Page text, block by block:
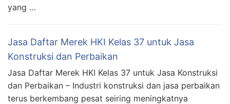
yang …
Jasa Daftar Merek HKI Kelas 37 untuk Jasa
Konstruksi dan Perbaikan
Jasa Daftar Merek HKI Kelas 37 untuk Jasa Konstruksi
dan Perbaikan – Industri konstruksi dan jasa perbaikan
terus berkembang pesat seiring meningkatnya